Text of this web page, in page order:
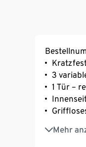
3
1 Tür –
Mehr
Mit